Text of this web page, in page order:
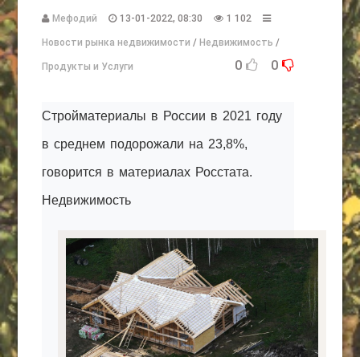
Edgarpo26@gmail.com
yrikf40@gmail.com
Eltaro-Vrn.ru
@Edgarpo36
Мефодий 13-01-2022, 08:30 1 102
Новости рынка недвижимости / Недвижимость /
Продукты и Услуги 0 0
Стройматериалы в России в 2021 году
в среднем подорожали на 23,8%,
говорится в материалах Росстата.
Недвижимость